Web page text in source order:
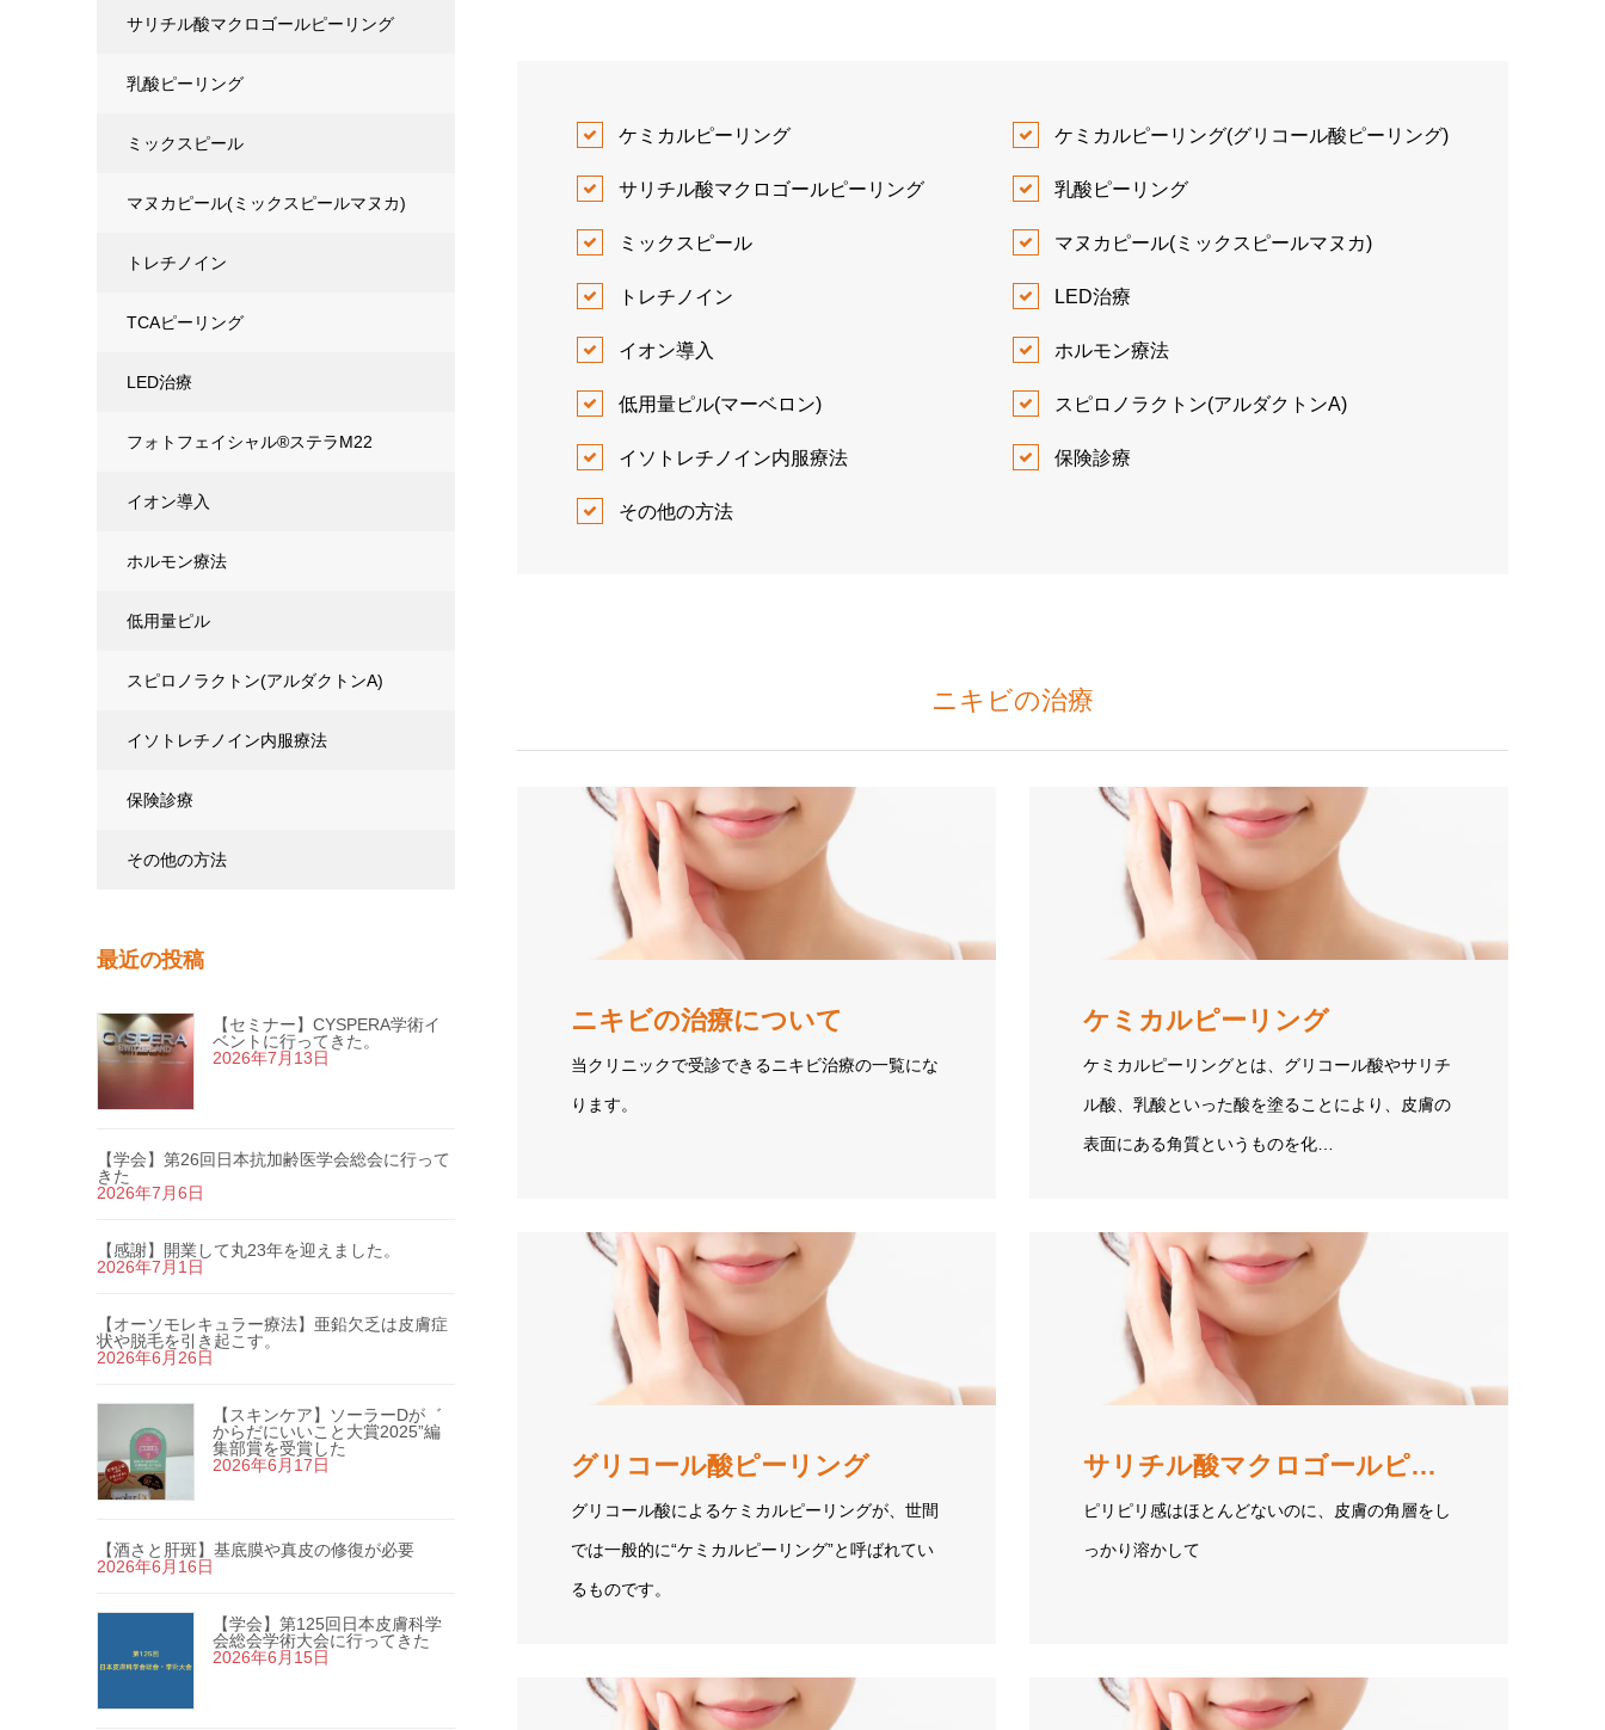
ケミカルピーリング ケミカルピーリング(グリコール酸ピーリング)
サリチル酸マクロゴールピーリング 乳酸ピーリング
ミックスピール マヌカピール(ミックスピールマヌカ)
トレチノイン LED治療
イオン導入 ホルモン療法
低用量ピル(マーベロン) スピロノラクトン(アルダクトンA)
イソトレチノイン内服療法 保険診療
その他の方法
ニキビの治療
ニキビの治療について
当クリニックで受診できるニキビ治療の一覧にな
ります。
ケミカルピーリング
ケミカルピーリングとは、グリコール酸やサリチ
ル酸、乳酸といった酸を塗ることにより、皮膚の
表面にある角質というものを化…
グリコール酸ピーリング
グリコール酸によるケミカルピーリングが、世間
では一般的に“ケミカルピーリング”と呼ばれてい
るものです。
サリチル酸マクロゴールピーリング
ピリピリ感はほとんどないのに、皮膚の角層をし
っかり溶かして
サリチル酸マクロゴールピーリング
乳酸ピーリング
ミックスピール
マヌカピール(ミックスピールマヌカ)
トレチノイン
TCAピーリング
LED治療
フォトフェイシャル®ステラM22
イオン導入
ホルモン療法
低用量ピル
スピロノラクトン(アルダクトンA)
イソトレチノイン内服療法
保険診療
その他の方法
最近の投稿
【セミナー】CYSPERA学術イ
ベントに行ってきた。
2026年7月13日
【学会】第26回日本抗加齢医学会総会に行って
きた
2026年7月6日
【感謝】開業して丸23年を迎えました。
2026年7月1日
【オーソモレキュラー療法】亜鉛欠乏は皮膚症
状や脱毛を引き起こす。
2026年6月26日
【スキンケア】ソーラーDが゛
からだにいいこと大賞2025”編
集部賞を受賞した
2026年6月17日
【酒さと肝斑】基底膜や真皮の修復が必要
2026年6月16日
【学会】第125回日本皮膚科学
会総会学術大会に行ってきた
2026年6月15日